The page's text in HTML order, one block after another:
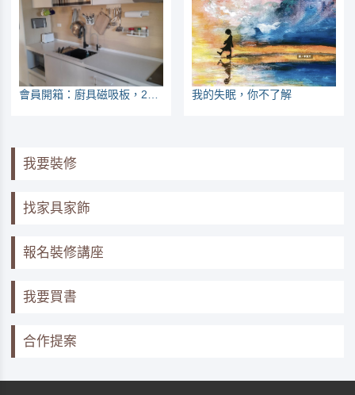
我的失眠，你不了解
我要裝修
找家具家飾
報名裝修講座
我要買書
合作提案